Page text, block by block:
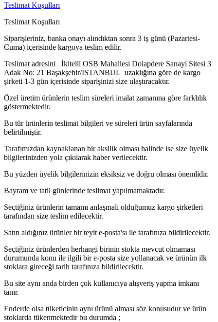
Teslimat Koşulları
Teslimat Koşulları
Siparişleriniz, banka onayı alındıktan sonra 3 iş günü (Pazartesi-
Cuma) içerisinde kargoya teslim edilir.
Teslimat adresini İkitelli OSB Mahallesi Dolapdere Sanayi Sitesi 3
Adak No: 21 Başakşehir/İSTANBUL uzaklığına göre de kargo
şirketi 1-3 gün içerisinde siparişinizi size ulaştıracaktır.
Özel üretim ürünlerin teslim süreleri imalat zamanına göre farklılık
göstermektedir.
Bu tür ürünlerin teslimat bilgileri ve süreleri ürün sayfalarında
belirtilmiştir.
Tarafımızdan kaynaklanan bir aksilik olması halinde ise size üyelik
bilgilerinizden yola çıkılarak haber verilecektir.
Bu yüzden üyelik bilgilerinizin eksiksiz ve doğru olması önemlidir.
Bayram ve tatil günlerinde teslimat yapılmamaktadır.
Seçtiğiniz ürünlerin tamamı anlaşmalı olduğumuz kargo şirketleri
tarafından size teslim edilecektir.
Satın aldığınız ürünler bir teyit e-posta'sı ile tarafınıza bildirilecektir.
Seçtiğiniz ürünlerden herhangi birinin stokta mevcut olmaması
durumunda konu ile ilgili bir e-posta size yollanacak ve ürünün ilk
stoklara gireceği tarih tarafınıza bildirilecektir.
Bu site aynı anda birden çok kullanıcıya alışveriş yapma imkanı
tanır.
Enderde olsa tüketicinin aynı ürünü alması söz konusudur ve ürün
stoklarda tükenmektedir bu durumda ;